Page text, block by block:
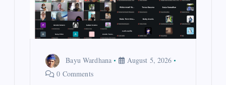
Bayu Wardhana
August 5, 2026
0 Comments